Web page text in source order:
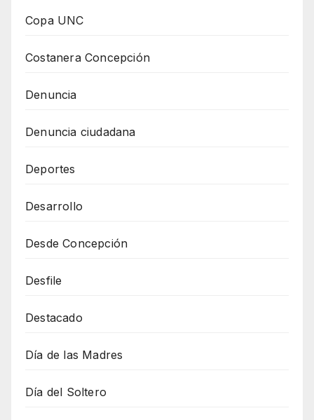
Copa UNC
Costanera Concepción
Denuncia
Denuncia ciudadana
Deportes
Desarrollo
Desde Concepción
Desfile
Destacado
Día de las Madres
Día del Soltero